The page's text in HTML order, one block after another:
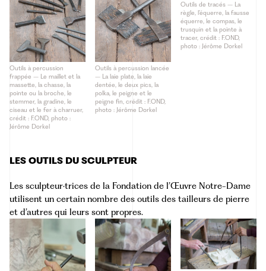
Outils à percussion
frappée – Le maillet et la
massette, la chasse, la
pointe ou la broche, le
stemmer, la gradine, le
ciseau et le fer à charruer,
crédit : F.OND, photo :
Jérôme Dorkel
Outils à percussion lancée
– La laie plate, la laie
dentée, le deux pics, la
polka, le peigne et le
peigne fin, crédit : F.OND,
photo : Jérôme Dorkel
Outils de tracés – La
règle, l’équerre, la fausse
équerre, le compas, le
trusquin et la pointe à
tracer, crédit : F.OND,
photo : Jérôme Dorkel
LES OUTILS DU SCULPTEUR
Les sculpteur·trices de la Fondation de l’Œuvre Notre-Dame
utilisent un certain nombre des outils des tailleurs de pierre
et d’autres qui leurs sont propres.